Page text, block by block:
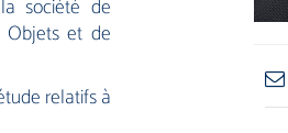
société de
Objets et de
relatifs à